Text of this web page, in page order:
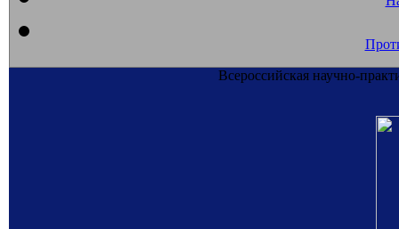
Всероссийская научно-